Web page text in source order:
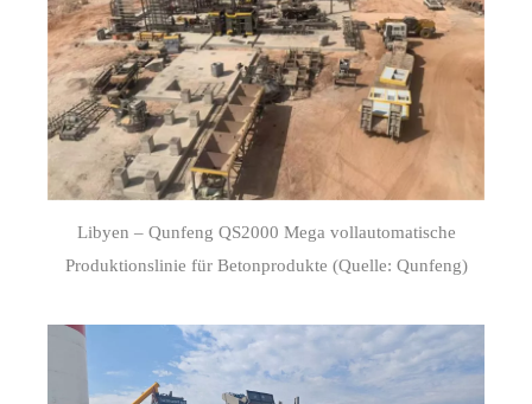
Libyen – Qunfeng QS2000 Mega vollautomatische
Produktionslinie für Betonprodukte (Quelle: Qunfeng)